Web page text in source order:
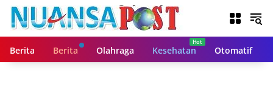
Berita Berita Olahraga Kesehatan Otomatif